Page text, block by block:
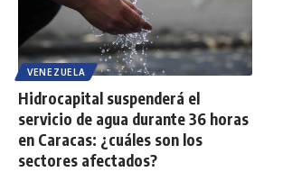
VENEZUELA
Hidrocapital suspenderá el
servicio de agua durante 36 horas
en Caracas: ¿cuáles son los
sectores afectados?